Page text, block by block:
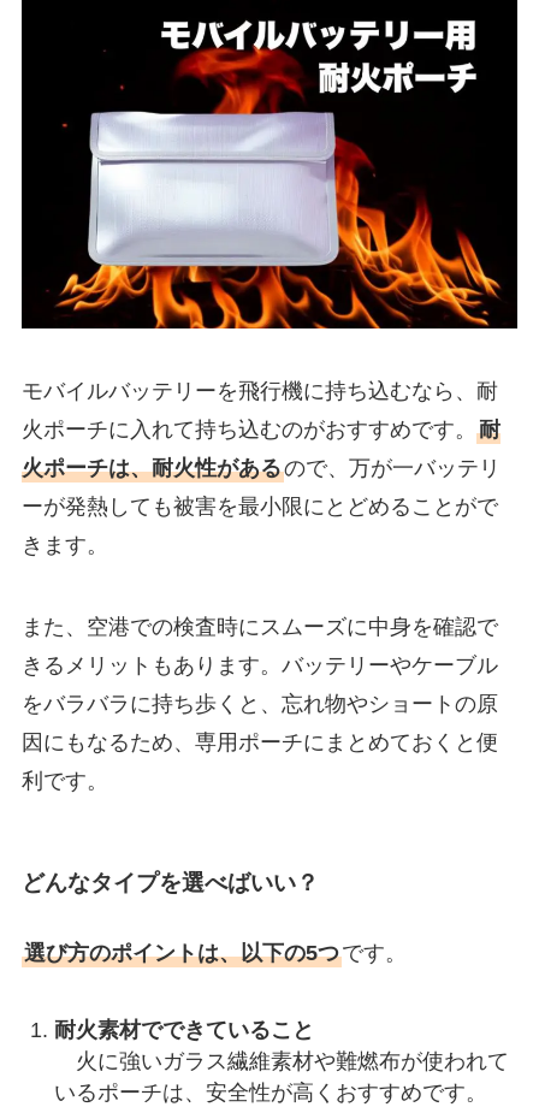
モバイルバッテリーを飛行機に持ち込むなら、耐
火ポーチに入れて持ち込むのがおすすめです。 耐
火ポーチは、耐火性があるので、万が一バッテリ
ーが発熱しても被害を最小限にとどめることがで
きます。
また、空港での検査時にスムーズに中身を確認で
きるメリットもあります。バッテリーやケーブル
をバラバラに持ち歩くと、忘れ物やショートの原
因にもなるため、専用ポーチにまとめておくと便
利です。
どんなタイプを選べばいい？
選び方のポイントは、以下の5つです。
耐火素材でできていること
火に強いガラス繊維素材や難燃布が使われて
いるポーチは、安全性が高くおすすめです。